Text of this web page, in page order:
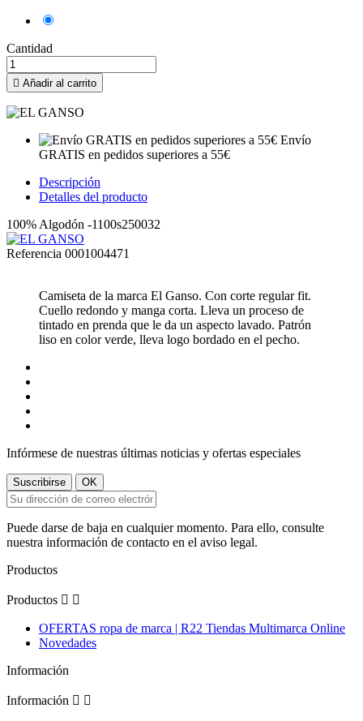
Cantidad
 Añadir al carrito
Envío
GRATIS en pedidos superiores a 55€
Descripción
Detalles del producto
100% Algodón -1100s250032
Referencia 0001004471
Camiseta de la marca El Ganso. Con corte regular fit.
Cuello redondo y manga corta. Lleva un proceso de
tintado en prenda que le da un aspecto lavado. Patrón
liso en color verde, lleva logo bordado en el pecho.
Infórmese de nuestras últimas noticias y ofertas especiales
Puede darse de baja en cualquier momento. Para ello, consulte
nuestra información de contacto en el aviso legal.
Productos
Productos  
OFERTAS ropa de marca | R22 Tiendas Multimarca Online
Novedades
Información
Información  